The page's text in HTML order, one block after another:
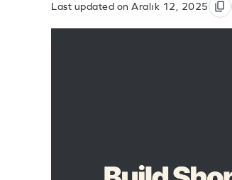
Last updated on Aralık 12, 2025